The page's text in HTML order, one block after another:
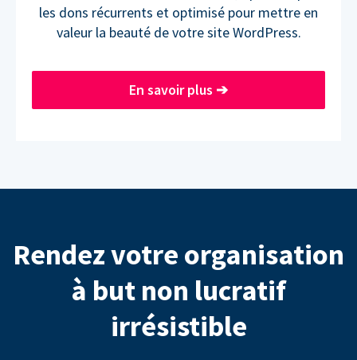
les dons récurrents et optimisé pour mettre en
valeur la beauté de votre site WordPress.
En savoir plus ➔
Rendez votre organisation
à but non lucratif
irrésistible